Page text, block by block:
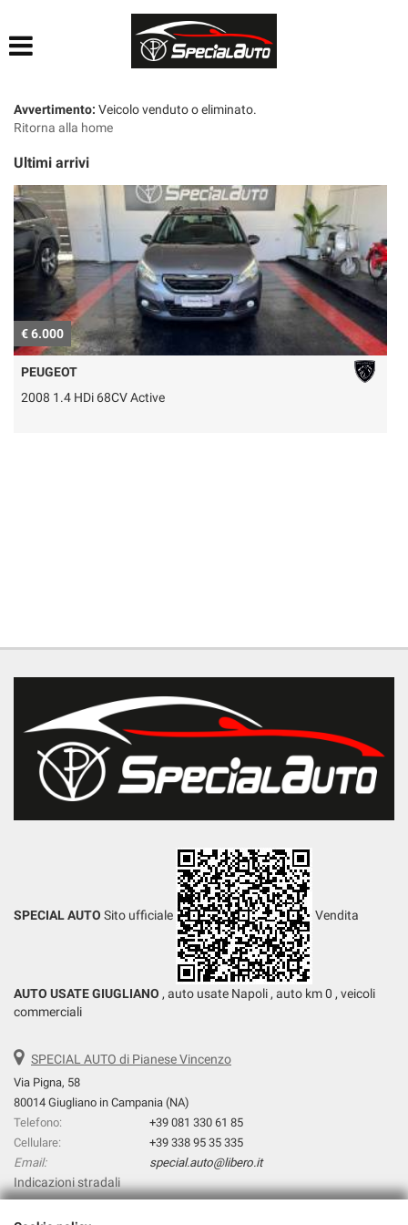
LISTA VEICOLI
FINANZIAMENTI
PRATICHE AUTO
CONTATTI
ACQUISTIAMO USATO
SEGUICI SU FACEBOOK
Avvertimento: Veicolo venduto o eliminato.
Ritorna alla home
Ultimi arrivi
€ 6.000
PEUGEOT
2008 1.4 HDi 68CV Active
SPECIAL AUTO Sito ufficiale Vendita
AUTO USATE GIUGLIANO , auto usate Napoli , auto km 0 , veicoli
commerciali
SPECIAL AUTO di Pianese Vincenzo
Via Pigna, 58
80014 Giugliano in Campania (NA)
Telefono:
+39 081 330 61 85
Cellulare:
+39 338 95 35 335
Email:
special.auto@libero.it
Indicazioni stradali